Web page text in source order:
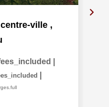
ville ,